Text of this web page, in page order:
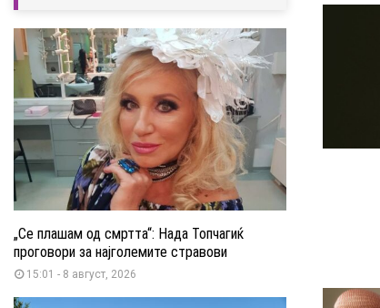
„Се плашам од смртта“: Нада Топчагиќ
проговори за најголемите стравови
15:01 - 8 август, 2026